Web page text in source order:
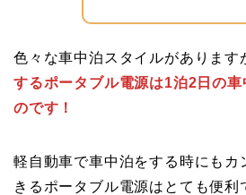
色々な車中泊スタイルがあります
するポータブル電源は1泊2日の車
のです！
軽自動車で車中泊をする時にもカ
きるポータブル電源はとても便利